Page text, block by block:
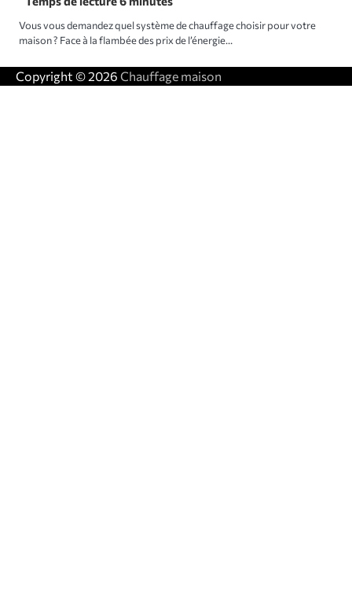
Vous vous demandez quel système de chauffage choisir pour votre
maison ? Face à la flambée des prix de l’énergie…
Copyright © 2026 Chauffage maison